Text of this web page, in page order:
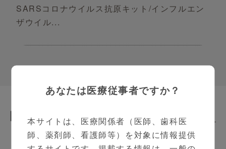
SARSコロナウイルス抗原キット/インフルエン
ザウイル...
関連動画 Related Contents
あなたは医療従事者ですか？
本サイトは、医療関係者（医師、歯科医
師、薬剤師、看護師等）を対象に情報提供